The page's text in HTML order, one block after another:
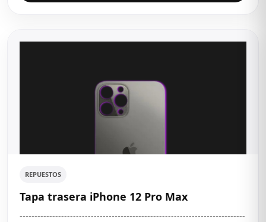
REPUESTOS
Tapa trasera iPhone 12 Pro Max
----------------------------------------------------------------------------